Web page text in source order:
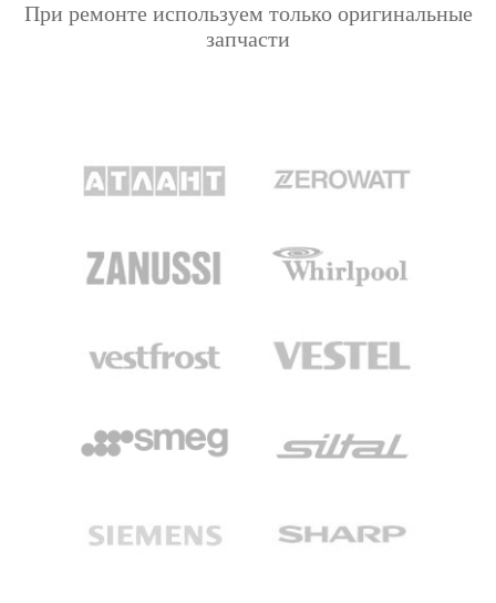
При ремонте используем только оригинальные
запчасти